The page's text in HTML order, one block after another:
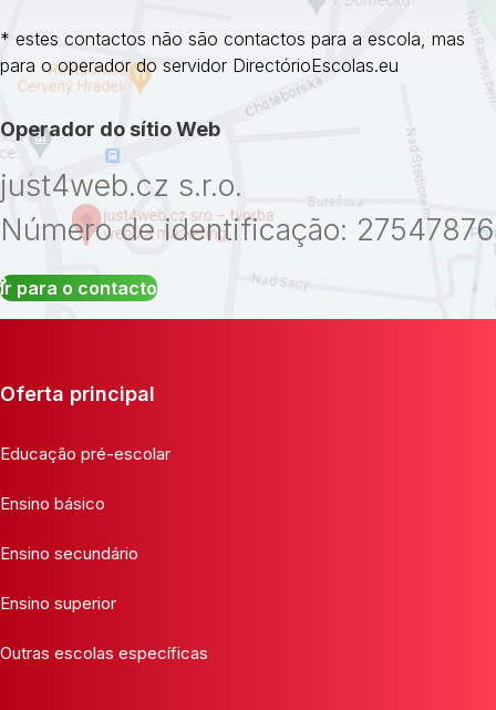
* estes contactos não são contactos para a escola, mas
para o operador do servidor DirectórioEscolas.eu
Operador do sítio Web
just4web.cz s.r.o.
Número de identificação: 27547876
Ir para o contacto
Oferta principal
Educação pré-escolar
Ensino básico
Ensino secundário
Ensino superior
Outras escolas específicas